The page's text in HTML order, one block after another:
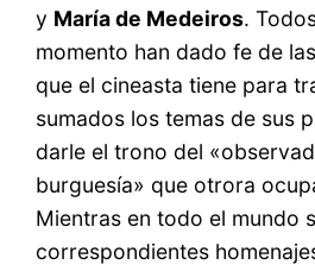
y María de Medeiros.
momento han dado fe de
que el cineasta tiene para
sumados los temas de sus
darle el trono del
burguesía» que otrora
Mientras en todo el mundo
correspondientes